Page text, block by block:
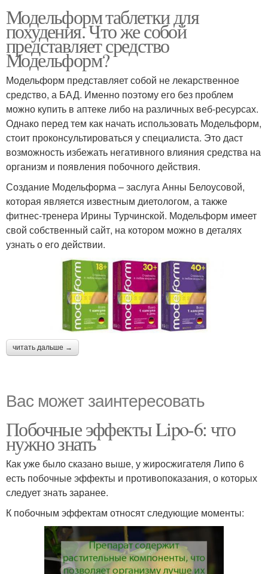
Модельформ таблетки для
похудения. Что же собой
представляет средство
Модельформ?
Модельформ представляет собой не лекарственное
средство, а БАД. Именно поэтому его без проблем
можно купить в аптеке либо на различных веб-ресурсах.
Однако перед тем как начать использовать Модельформ,
стоит проконсультироваться у специалиста. Это даст
возможность избежать негативного влияния средства на
организм и появления побочного действия.
Создание Модельформа – заслуга Анны Белоусовой,
которая является известным диетологом, а также
фитнес-тренера Ирины Турчинской. Модельформ имеет
свой собственный сайт, на котором можно в деталях
узнать о его действии.
читать дальше →
Вас может заинтересовать
Побочные эффекты Lipo-6: что
нужно знать
Как уже было сказано выше, у жиросжигателя Липо 6
есть побочные эффекты и противопоказания, о которых
следует знать заранее.
К побочным эффектам относят следующие моменты: